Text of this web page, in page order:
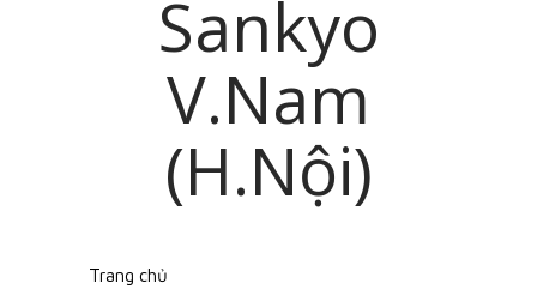
Sankyo
V.Nam
(H.Nội)
Trang chủ